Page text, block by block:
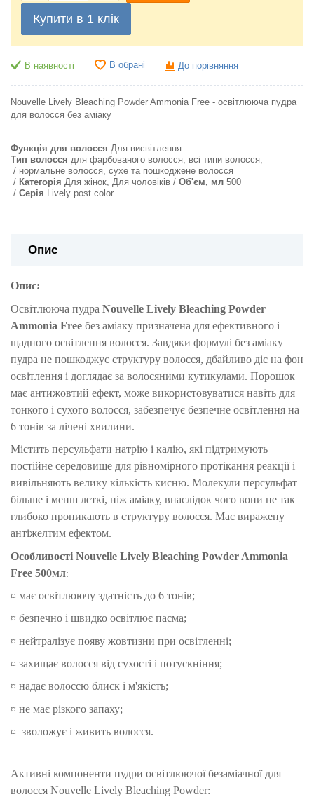
Купити в 1 клік
В наявності В обрані До порівняння
Nouvelle Lively Bleaching Powder Ammonia Free - освітлююча пудра
для волосся без аміаку
Функція для волосся Для висвітлення
Тип волосся для фарбованого волосся, всі типи волосся,
нормальне волосся, сухе та пошкоджене волосся
Категорія Для жінок, Для чоловіків Об'єм, мл 500
Серія
Lively post color
Опис
Опис:
Освітлююча пудра Nouvelle Lively Bleaching Powder
Ammonia Free без аміаку призначена для ефективного і
щадного освітлення волосся. Завдяки формулі без аміаку
пудра не пошкоджує структуру волосся, дбайливо діє на фон
освітлення і доглядає за волосяними кутикулами. Порошок
має антижовтий ефект, може використовуватися навіть для
тонкого і сухого волосся, забезпечує безпечне освітлення на
6 тонів за лічені хвилини.
Містить персульфати натрію і калію, які підтримують
постійне середовище для рівномірного протікання реакції і
вивільняють велику кількість кисню. Молекули персульфат
більше і менш леткі, ніж аміаку, внаслідок чого вони не так
глибоко проникають в структуру волосся. Має виражену
антіжелтим ефектом.
Особливості Nouvelle Lively Bleaching Powder Ammonia
Free 500мл:
¤ має освітлюючу здатність до 6 тонів;
¤ безпечно і швидко освітлює пасма;
¤ нейтралізує появу жовтизни при освітленні;
¤ захищає волосся від сухості і потускніння;
¤ надає волоссю блиск і м'якість;
¤ не має різкого запаху;
¤ зволожує і живить волосся.
Активні компоненти пудри освітлюючої безаміачної для
волосся Nouvelle Lively Bleaching Powder: